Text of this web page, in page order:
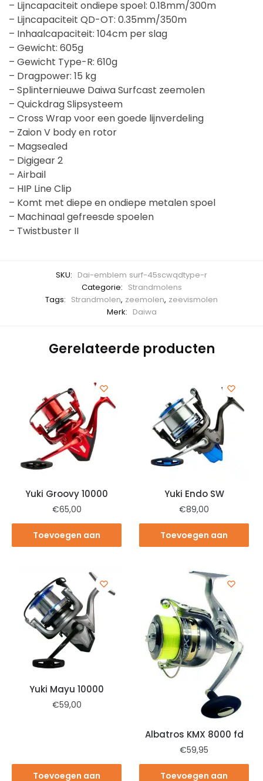
– Lijncapaciteit ondiepe spoel: 0.18mm/300m
– Lijncapaciteit QD-OT: 0.35mm/350m
– Inhaalcapaciteit: 104cm per slag
– Gewicht: 605g
– Gewicht Type-R: 610g
– Dragpower: 15 kg
– Splinternieuwe Daiwa Surfcast zeemolen
– Quickdrag Slipsysteem
– Cross Wrap voor een goede lijnverdeling
– Zaion V body en rotor
– Magsealed
– Digigear 2
– Airbail
– HIP Line Clip
– Komt met diepe en ondiepe metalen spoel
– Machinaal gefreesde spoelen
– Twistbuster II
SKU: Dai-emblem surf-45scwqdtype-r
Categorie: Strandmolens
Tags: Strandmolen, zeemolen, zeevismolen
Merk: Daiwa
Gerelateerde producten
Yuki Groovy 10000
€65,00
Toevoegen aan
Yuki Endo SW
€89,00
Toevoegen aan
Yuki Mayu 10000
€59,00
Toevoegen aan
Albatros KMX 8000 fd
€59,95
Toevoegen aan